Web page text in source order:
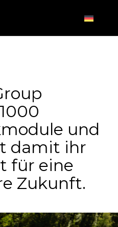
und
damit ihr
für eine
Zukunft.